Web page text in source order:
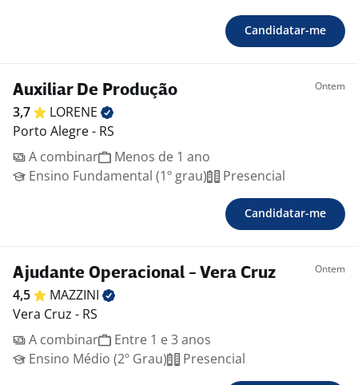
Candidatar-me
Auxiliar De Produção Ontem
3,7
LORENE
Porto Alegre - RS
A combinar
Menos de 1 ano
Ensino Fundamental (1º grau)
Presencial
Candidatar-me
Ajudante Operacional - Vera Cruz Ontem
4,5
MAZZINI
Vera Cruz - RS
A combinar
Entre 1 e 3 anos
Ensino Médio (2º Grau)
Presencial